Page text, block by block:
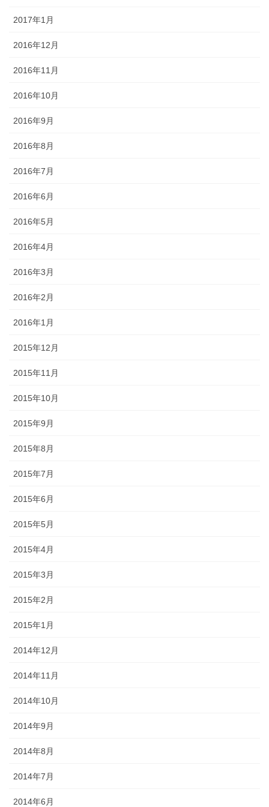
2017年1月
2016年12月
2016年11月
2016年10月
2016年9月
2016年8月
2016年7月
2016年6月
2016年5月
2016年4月
2016年3月
2016年2月
2016年1月
2015年12月
2015年11月
2015年10月
2015年9月
2015年8月
2015年7月
2015年6月
2015年5月
2015年4月
2015年3月
2015年2月
2015年1月
2014年12月
2014年11月
2014年10月
2014年9月
2014年8月
2014年7月
2014年6月